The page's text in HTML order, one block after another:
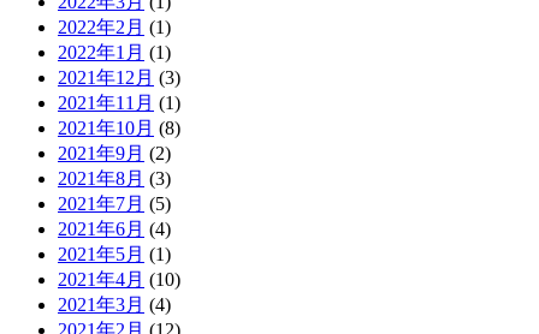
2022年2月 (1)
2022年1月 (1)
2021年12月 (3)
2021年11月 (1)
2021年10月 (8)
2021年9月 (2)
2021年8月 (3)
2021年7月 (5)
2021年6月 (4)
2021年5月 (1)
2021年4月 (10)
2021年3月 (4)
2021年2月 (12)